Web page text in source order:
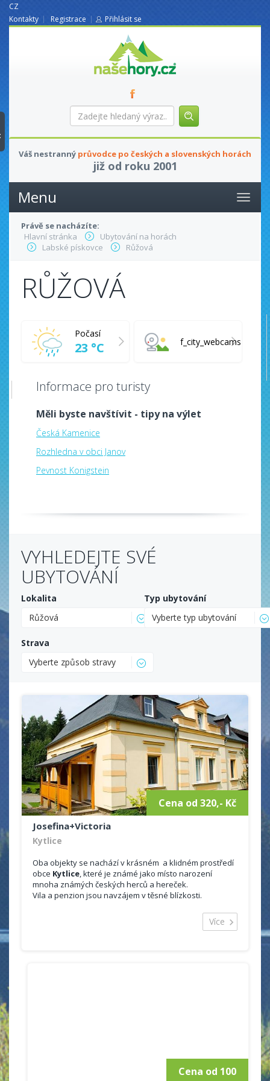
CZ
Kontakty
Registrace Přihlásit se
nasehory.cz
Zadejte
hledaný
Váš nestranný průvodce po českých a slovenských horách
již od roku 2001
Menu
Právě se nacházíte:
Hlavní stránka
Ubytování na horách
Labské pískovce
Růžová
RŮŽOVÁ
Počasí
23 °C f_city_webcams
Informace pro turisty
Měli byste navštívit - tipy na výlet
Česká Kamenice
Rozhledna v obci Janov
Pevnost Konigstein
VYHLEDEJTE SVÉ
UBYTOVÁNÍ
Lokalita
Růžová
Typ ubytování
Vyberte typ ubytování
Strava
Vyberte způsob stravy
Cena od 320,- Kč
Josefina+Victoria
Kytlice
Oba objekty se nachází v krásném a klidném prostředí
obce Kytlice, které je známé jako místo narození
mnoha známých českých herců a hereček.
Vila a penzion jsou navzájem v těsné blízkosti.
V objektu je možno se ubytovat ve 2x dvoulůžkovém
pokoji s možností přistýlky, kde každý pokoj má své
I zde je součástí penzionu vybavená kuchyně (sporák,
lednice, mikrovlnná trouba a veškeré nádobí). Společný
Více
Cena od 100